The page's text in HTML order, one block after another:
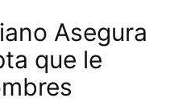
Asegura
que le